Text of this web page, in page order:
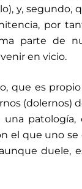
y, segundo,
por
parte de
en vicio.
que es
(dolernos)
patología,
el que uno se
duele,